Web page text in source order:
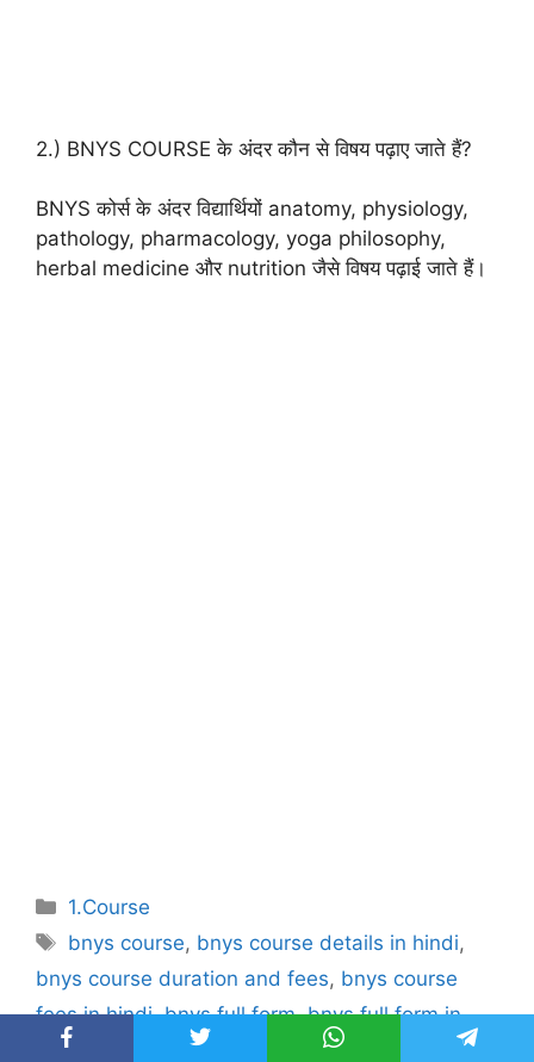
2.) BNYS COURSE के अंदर कौन से विषय पढ़ाए जाते हैं?
BNYS कोर्स के अंदर विद्यार्थियों anatomy, physiology,
pathology, pharmacology, yoga philosophy,
herbal medicine और nutrition जैसे विषय पढ़ाई जाते हैं।
Categories
1.Course
Tags
bnys course, bnys course details in hindi,
bnys course duration and fees, bnys course
fees in hindi,bnys full form,bnys full form in
hindi
bnys kya hai full form of bnys what is